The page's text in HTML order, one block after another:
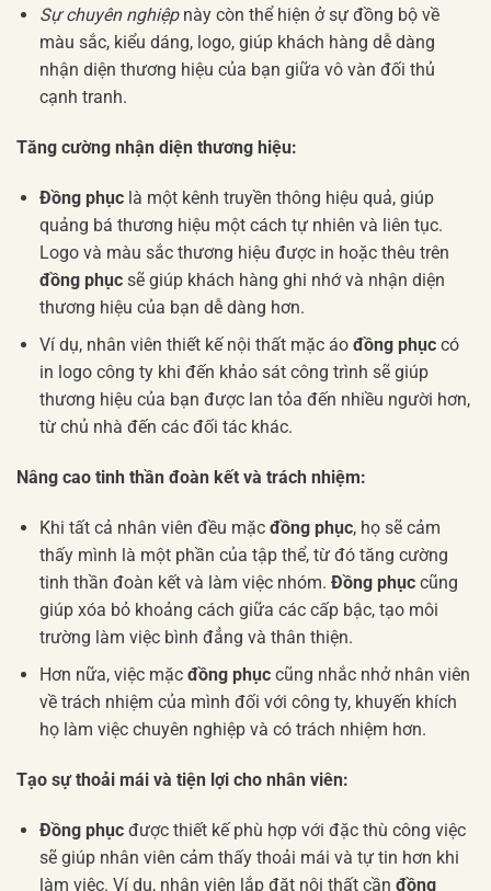
Sự chuyên nghiệpnày còn thể hiện ở sự đồng bộ về
màu sắc, kiểu dáng, logo, giúp khách hàng dễ dàng
nhận diện thương hiệu của bạn giữa vô vàn đối thủ
cạnh tranh.
Tăng cường nhận diện thương hiệu:
Đồng phụclà một kênh truyền thông hiệu quả, giúp
quảng bá thương hiệu một cách tự nhiên và liên tục.
Logo và màu sắc thương hiệu được in hoặc thêu trên
đồng phụcsẽ giúp khách hàng ghi nhớ và nhận diện
thương hiệu của bạn dễ dàng hơn.
Ví dụ, nhân viên thiết kế nội thất mặc áo đồng phụccó
in logo công ty khi đến khảo sát công trình sẽ giúp
thương hiệu của bạn được lan tỏa đến nhiều người hơn,
từ chủ nhà đến các đối tác khác.
Nâng cao tinh thần đoàn kết và trách nhiệm:
Khi tất cả nhân viên đều mặc đồng phục, họ sẽ cảm
thấy mình là một phần của tập thể, từ đó tăng cường
tinh thần đoàn kết và làm việc nhóm. Đồng phụccũng
giúp xóa bỏ khoảng cách giữa các cấp bậc, tạo môi
trường làm việc bình đẳng và thân thiện.
Hơn nữa, việc mặc đồng phụccũng nhắc nhở nhân viên
về trách nhiệm của mình đối với công ty, khuyến khích
họ làm việc chuyên nghiệp và có trách nhiệm hơn.
Tạo sự thoải mái và tiện lợi cho nhân viên:
Đồng phụcđược thiết kế phù hợp với đặc thù công việc
sẽ giúp nhân viên cảm thấy thoải mái và tự tin hơn khi
làm việc. Ví dụ, nhân viên lắp đặt nội thất cần đồng